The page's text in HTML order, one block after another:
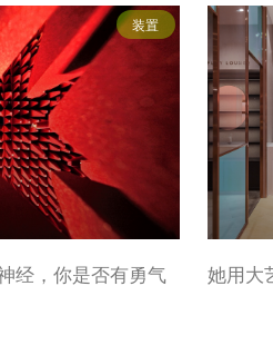
装置
经，你是否有勇气
她用大